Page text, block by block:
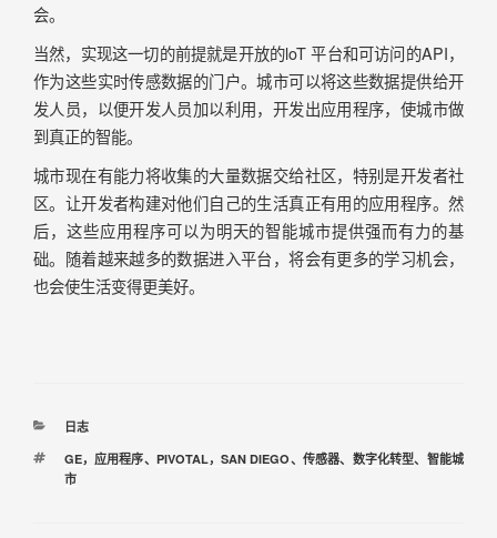
会。
当然，实现这一切的前提就是开放的loT 平台和可访问的API，
作为这些实时传感数据的门户。城市可以将这些数据提供给开
发人员，以便开发人员加以利用，开发出应用程序，使城市做
到真正的智能。
城市现在有能力将收集的大量数据交给社区，特别是开发者社
区。让开发者构建对他们自己的生活真正有用的应用程序。然
后，这些应用程序可以为明天的智能城市提供强而有力的基
础。随着越来越多的数据进入平台，将会有更多的学习机会，
也会使生活变得更美好。
日志
GE，应用程序、 PIVOTAL，SAN DIEGO、 传感器、 数字化转型、 智能城
市